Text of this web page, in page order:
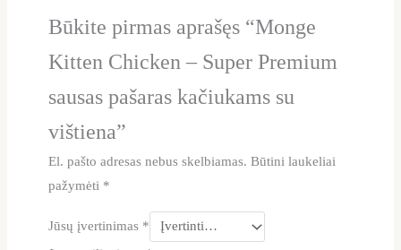
Būkite pirmas aprašęs “Monge
Kitten Chicken – Super Premium
sausas pašaras kačiukams su
vištiena”
El. pašto adresas nebus skelbiamas. Būtini laukeliai
pažymėti *
Jūsų įvertinimas *